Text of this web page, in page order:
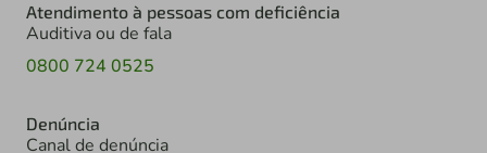
Atendimento à pessoas com deficiência
Auditiva ou de fala
0800 724 0525
Denúncia
Canal de denúncia